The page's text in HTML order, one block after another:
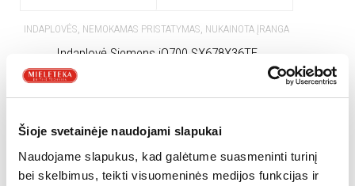
Šioje svetainėje naudojami slapukai
Naudojame slapukus, kad galėtume suasmeninti turinį
bei skelbimus, teikti visuomeninės medijos funkcijas ir
INDAPLOVĖS, NEMOKAMAS PRISTATYMAS, NUKAINOTA ĮRANGA
Indaplovė Siemens iQ700 SX678X36TE
Nukainota
Nemokamas
pristatymas
NETURIME